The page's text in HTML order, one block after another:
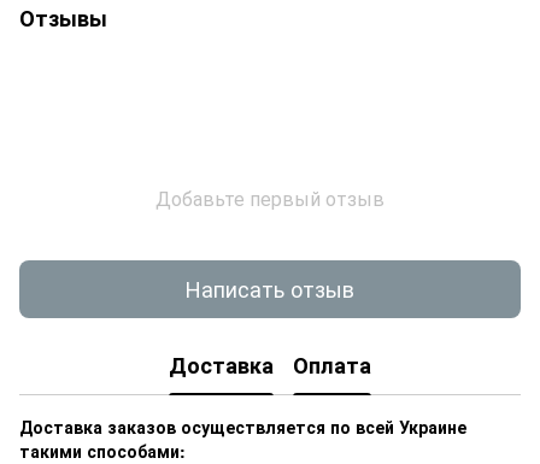
Отзывы
Добавьте первый отзыв
Написать отзыв
Доставка Оплата
Доставка заказов осуществляется по всей Украине
такими способами: